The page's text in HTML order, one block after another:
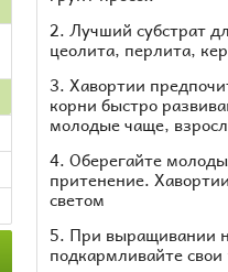
2. Лучший субстрат
цеолита, перлита,
3. Хавортии
корни быстро
молодые чаще,
4. Оберегайте
притенение.
светом
5. При выращивании
подкармливайте